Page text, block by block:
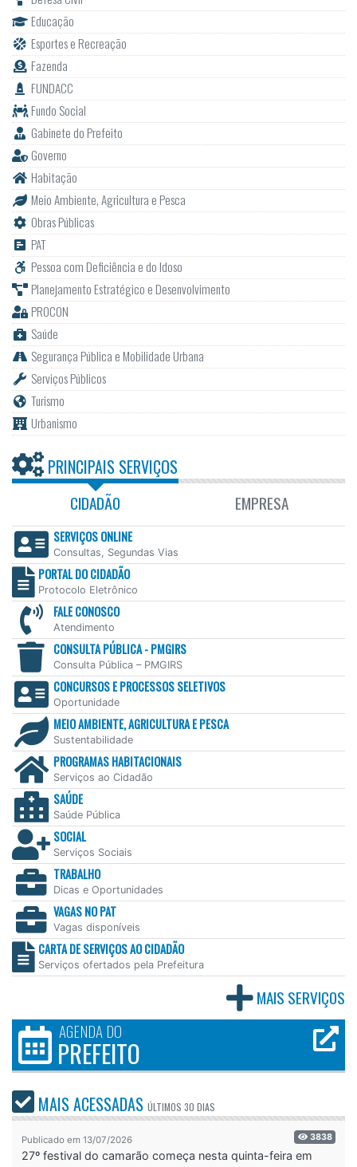
Educação
Esportes e Recreação
Fazenda
FUNDACC
Fundo Social
Gabinete do Prefeito
Governo
Habitação
Meio Ambiente, Agricultura e Pesca
Obras Públicas
PAT
Pessoa com Deficiência e do Idoso
Planejamento Estratégico e Desenvolvimento
PROCON
Saúde
Segurança Pública e Mobilidade Urbana
Serviços Públicos
Turismo
Urbanismo
PRINCIPAIS SERVIÇOS
CIDADÃO EMPRESA
SERVIÇOS ONLINE
Consultas, Segundas Vias
PORTAL DO CIDADÃO
Protocolo Eletrônico
FALE CONOSCO
Atendimento
CONSULTA PÚBLICA - PMGIRS
Consulta Pública – PMGIRS
CONCURSOS E PROCESSOS SELETIVOS
Oportunidade
MEIO AMBIENTE, AGRICULTURA E PESCA
Sustentabilidade
PROGRAMAS HABITACIONAIS
Serviços ao Cidadão
SAÚDE
Saúde Pública
SOCIAL
Serviços Sociais
TRABALHO
Dicas e Oportunidades
VAGAS NO PAT
Vagas disponíveis
CARTA DE SERVIÇOS AO CIDADÃO
Serviços ofertados pela Prefeitura
MAIS SERVIÇOS
AGENDA DO
PREFEITO
MAIS ACESSADAS ÚLTIMOS 30 DIAS
Publicado em 13/07/2026 3838
27º festival do camarão começa nesta quinta-feira em